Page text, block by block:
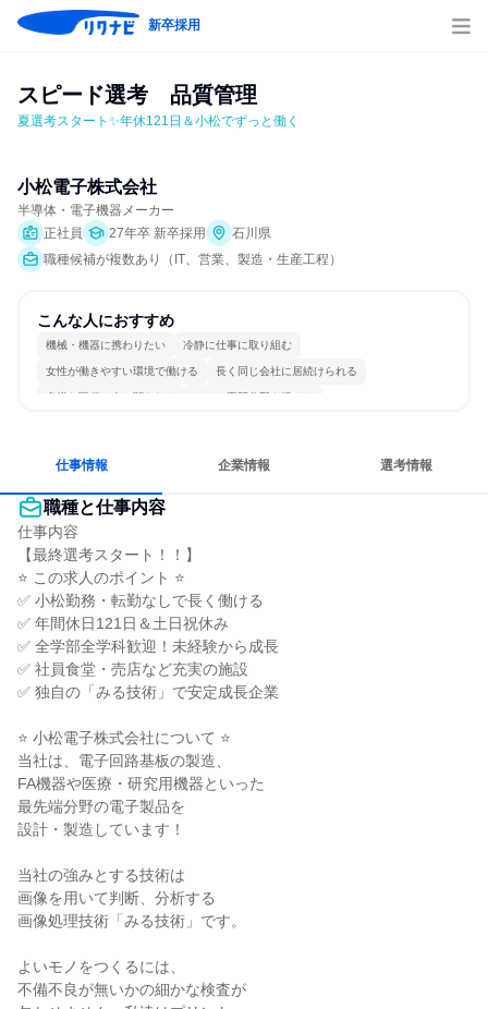
新卒採用
スピード選考　品質管理
夏選考スタート✨年休121日＆小松でずっと働く
小松電子株式会社
半導体・電子機器メーカー
正社員
27年卒 新卒採用
石川県
職種候補が複数あり（IT、営業、製造・生産工程）
こんな人におすすめ
機械・機器に携わりたい 冷静に仕事に取り組む
女性が働きやすい環境で働ける 長く同じ会社に居続けられる
多様な職種の人と関われる 一つの専門分野を極める
仕事情報 企業情報 選考情報
職種と仕事内容
仕事内容
【最終選考スタート！！】
⭐ この求人のポイント ⭐
✅ 小松勤務・転勤なしで長く働ける
✅ 年間休日121日＆土日祝休み
✅ 全学部全学科歓迎！未経験から成長
✅ 社員食堂・売店など充実の施設
✅ 独自の「みる技術」で安定成長企業
⭐ 小松電子株式会社について ⭐
当社は、電子回路基板の製造、
FA機器や医療・研究用機器といった
最先端分野の電子製品を
設計・製造しています！
当社の強みとする技術は
画像を用いて判断、分析する
画像処理技術「みる技術」です。
よいモノをつくるには、
不備不良が無いかの細かな検査が